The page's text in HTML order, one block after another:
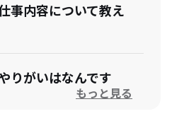
事内容について教え
りがいはなんです
もっと見る